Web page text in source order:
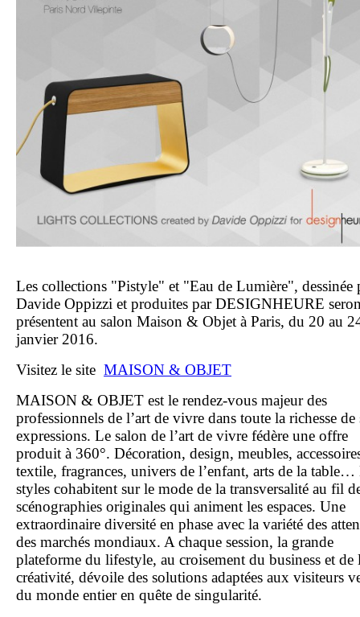
Les collections "Pistyle" et "Eau de Lumière", dessinée
Davide Oppizzi et produites par DESIGNHEURE
présentent au salon Maison & Objet à Paris, du 20 au
janvier 2016.
Visitez le site MAISON & OBJET
MAISON & OBJET est le rendez-vous majeur des
professionnels de l’art de vivre dans toute la richesse de
expressions. Le salon de l’art de vivre fédère une offre
produit à 360°. Décoration, design, meubles,
textile, fragrances, univers de l’enfant, arts de la table…
styles cohabitent sur le mode de la transversalité au fil
scénographies originales qui animent les espaces. Une
extraordinaire diversité en phase avec la variété des
des marchés mondiaux. A chaque session, la grande
plateforme du lifestyle, au croisement du business et de
créativité, dévoile des solutions adaptées aux visiteurs
du monde entier en quête de singularité.